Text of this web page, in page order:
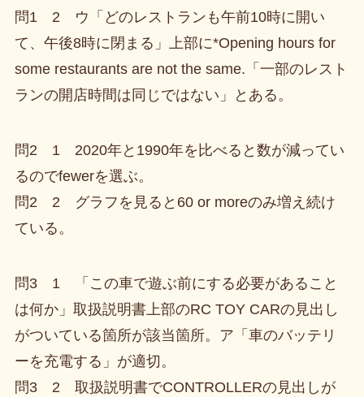
問1 2 ウ「どのレストランも午前10時に開い
て、午後8時に閉まる」上部に*Opening hours for
some restaurants are not the same.「一部のレスト
ランの開店時間は同じではない」とある。
問2 1 2020年と1990年を比べると数が減ってい
るのでfewerを選ぶ。
問2 2 グラフを見ると60 or moreのみ増え続け
ている。
問3 1 「この車で遊ぶ前にする必要があること
は何か」取扱説明書上部のRC TOY CARの見出し
がついている箇所が該当箇所。ア「車のバッテリ
ーを充電する」が適切。
問3 2 取扱説明書でCONTROLLERの見出しが